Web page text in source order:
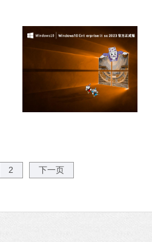
2 下一页